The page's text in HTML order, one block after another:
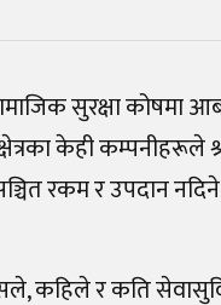
सुरक्षा कोषमा
केही कम्पनीहरूले
रकम र उपदान
कहिले र कति